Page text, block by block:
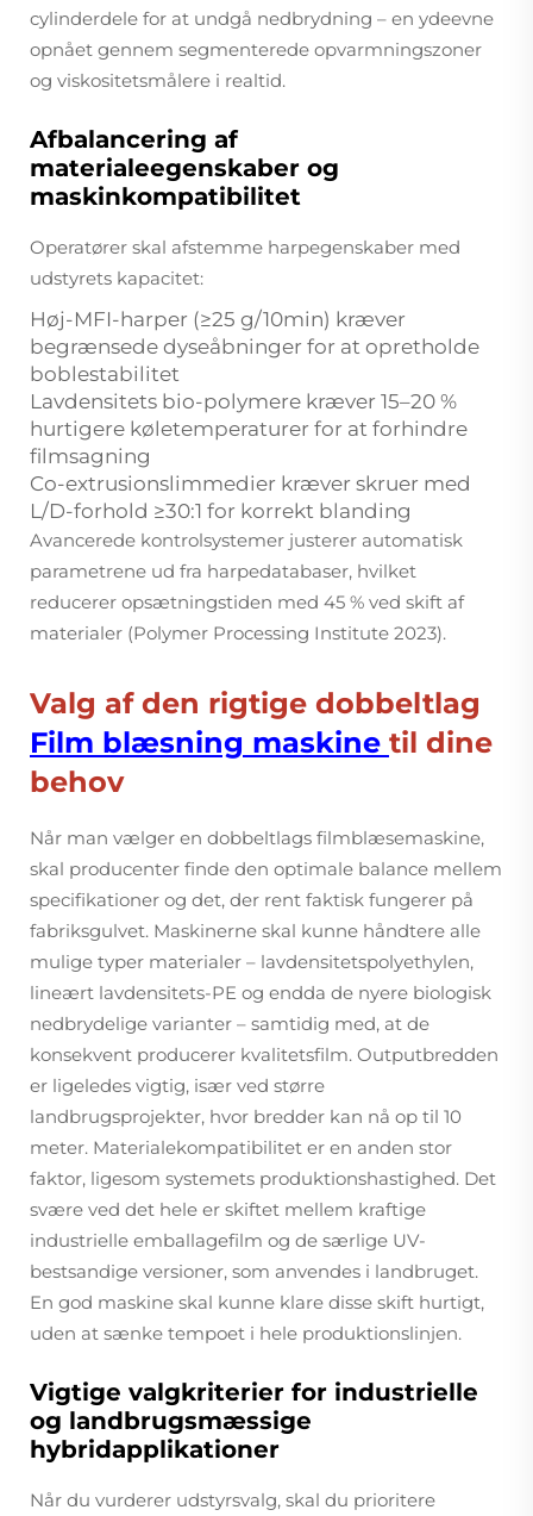
cylinderdele for at undgå nedbrydning – en ydeevne
opnået gennem segmenterede opvarmningszoner
og viskositetsmålere i realtid.
Afbalancering af
materialeegenskaber og
maskinkompatibilitet
Operatører skal afstemme harpegenskaber med
udstyrets kapacitet:
Høj-MFI-harper (≥25 g/10min) kræver
begrænsede dyseåbninger for at opretholde
boblestabilitet
Lavdensitets bio-polymere kræver 15–20 %
hurtigere køletemperaturer for at forhindre
filmsagning
Co-extrusionslimmedier kræver skruer med
L/D-forhold ≥30:1 for korrekt blanding
Avancerede kontrolsystemer justerer automatisk
parametrene ud fra harpedatabaser, hvilket
reducerer opsætningstiden med 45 % ved skift af
materialer (Polymer Processing Institute 2023).
Valg af den rigtige dobbeltlag
Film blæsning maskine til dine
behov
Når man vælger en dobbeltlags filmblæsemaskine,
skal producenter finde den optimale balance mellem
specifikationer og det, der rent faktisk fungerer på
fabriksgulvet. Maskinerne skal kunne håndtere alle
mulige typer materialer – lavdensitetspolyethylen,
lineært lavdensitets-PE og endda de nyere biologisk
nedbrydelige varianter – samtidig med, at de
konsekvent producerer kvalitetsfilm. Outputbredden
er ligeledes vigtig, især ved større
landbrugsprojekter, hvor bredder kan nå op til 10
meter. Materialekompatibilitet er en anden stor
faktor, ligesom systemets produktionshastighed. Det
svære ved det hele er skiftet mellem kraftige
industrielle emballagefilm og de særlige UV-
bestsandige versioner, som anvendes i landbruget.
En god maskine skal kunne klare disse skift hurtigt,
uden at sænke tempoet i hele produktionslinjen.
Vigtige valgkriterier for industrielle
og landbrugsmæssige
hybridapplikationer
Når du vurderer udstyrsvalg, skal du prioritere